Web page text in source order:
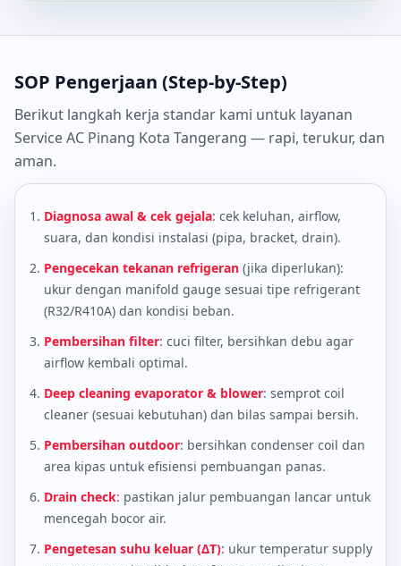
SOP Pengerjaan (Step-by-Step)
Berikut langkah kerja standar kami untuk layanan
Service AC Pinang Kota Tangerang — rapi, terukur, dan
aman.
Diagnosa awal & cek gejala: cek keluhan, airflow,
suara, dan kondisi instalasi (pipa, bracket, drain).
Pengecekan tekanan refrigeran (jika diperlukan):
ukur dengan manifold gauge sesuai tipe refrigerant
(R32/R410A) dan kondisi beban.
Pembersihan filter: cuci filter, bersihkan debu agar
airflow kembali optimal.
Deep cleaning evaporator & blower: semprot coil
cleaner (sesuai kebutuhan) dan bilas sampai bersih.
Pembersihan outdoor: bersihkan condenser coil dan
area kipas untuk efisiensi pembuangan panas.
Drain check: pastikan jalur pembuangan lancar untuk
mencegah bocor air.
Pengetesan suhu keluar (ΔT): ukur temperatur supply